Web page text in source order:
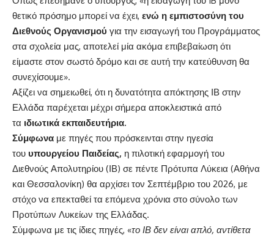
θετικό πρόσημο μπορεί να έχει, ενώ η εμπιστοσύνη του
Διεθνούς Οργανισμού για την εισαγωγή του Προγράμματος
στα σχολεία μας, αποτελεί μία ακόμα επιβεβαίωση ότι
είμαστε στον σωστό δρόμο και σε αυτή την κατεύθυνση θα
συνεχίσουμε».
Αξίζει να σημειωθεί, ότι η δυνατότητα απόκτησης ΙΒ στην
Ελλάδα παρέχεται μέχρι σήμερα αποκλειστικά από
τα ιδιωτικά εκπαιδευτήρια.
Σύμφωνα με πηγές που πρόσκεινται στην ηγεσία
του υπουργείου Παιδείας, η πιλοτική εφαρμογή του
Διεθνούς Απολυτηρίου (ΙΒ) σε πέντε Πρότυπα Λύκεια (Αθήνα
και Θεσσαλονίκη) θα αρχίσει τον Σεπτέμβριο του 2026, με
στόχο να επεκταθεί τα επόμενα χρόνια στο σύνολο των
Προτύπων Λυκείων της Ελλάδας.
Σύμφωνα με τις ίδιες πηγές, «το ΙΒ δεν είναι απλό, αντίθετα